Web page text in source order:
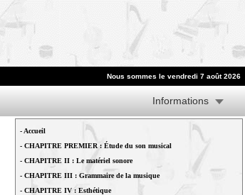
Nous sommes le vendredi 7 août 2026
Informations
- Accueil
- CHAPITRE PREMIER : Étude du son musical
- CHAPITRE II : Le matériel sonore
- CHAPITRE III : Grammaire de la musique
- CHAPITRE IV : Esthétique